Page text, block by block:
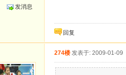
发消息
回复
274楼 发表于: 2009-01-09